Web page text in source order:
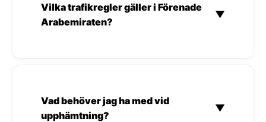
Vilka trafikregler gäller i Förenade
Arabemiraten?
▼
Vad behöver jag ha med vid
upphämtning?
▼